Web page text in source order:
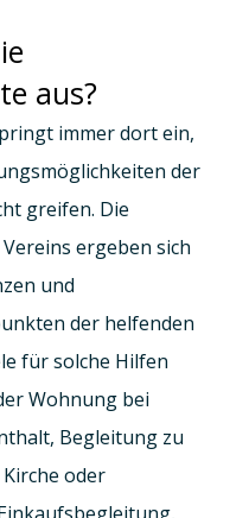
aus?
immer dort ein,
der
greifen. Die
ergeben sich
und
der helfenden
für solche Hilfen
Wohnung bei
Begleitung zu
oder